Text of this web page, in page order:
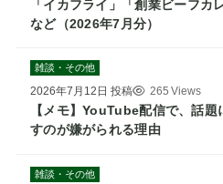
「イカフライ」「創業ビーフカ
など（2026年7月分）
雑談・その他
2026年7月12日 投稿 265 Views
【メモ】YouTube配信で、話
すのが嫌がられる理由
雑談・その他